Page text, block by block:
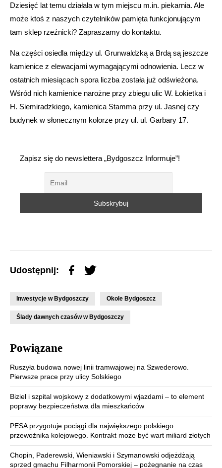
Dziesięć lat temu działała w tym miejscu m.in. piekarnia. Ale
może ktoś z naszych czytelników pamięta funkcjonującym
tam sklep rzeźnicki? Zapraszamy do kontaktu.
Na części osiedla między ul. Grunwaldzką a Brdą są jeszcze
kamienice z elewacjami wymagającymi odnowienia. Lecz w
ostatnich miesiącach spora liczba została już odświeżona.
Wśród nich kamienice narożne przy zbiegu ulic W. Łokietka i
H. Siemiradzkiego, kamienica Stamma przy ul. Jasnej czy
budynek w słonecznym kolorze przy ul. ul. Garbary 17.
Zapisz się do newslettera „Bydgoszcz Informuje”!
Udostępnij:
Inwestycje w Bydgoszczy Okole Bydgoszcz
Ślady dawnych czasów w Bydgoszczy
Powiązane
Ruszyła budowa nowej linii tramwajowej na Szwederowo.
Pierwsze prace przy ulicy Solskiego
Biziel i szpital wojskowy z dodatkowymi wjazdami – to element
poprawy bezpieczeństwa dla mieszkańców
PESA przygotuje pociągi dla największego polskiego
przewoźnika kolejowego. Kontrakt może być wart miliard złotych
Chopin, Paderewski, Wieniawski i Szymanowski odjeżdżają
sprzed gmachu Filharmonii Pomorskiej – pożegnanie na czas